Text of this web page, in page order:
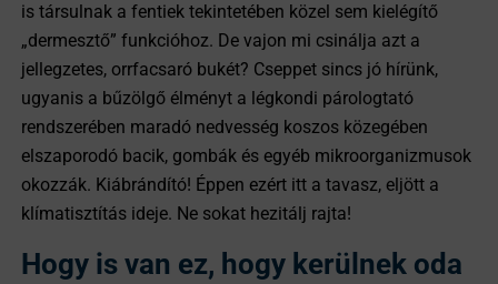
is társulnak a fentiek tekintetében közel sem kielégítő
„dermesztő” funkcióhoz. De vajon mi csinálja azt a
jellegzetes, orrfacsaró bukét? Cseppet sincs jó hírünk,
ugyanis a bűzölgő élményt a légkondi párologtató
rendszerében maradó nedvesség koszos közegében
elszaporodó bacik, gombák és egyéb mikroorganizmusok
okozzák. Kiábrándító! Éppen ezért itt a tavasz, eljött a
klímatisztítás ideje. Ne sokat hezitálj rajta!
Hogy is van ez, hogy kerülnek oda